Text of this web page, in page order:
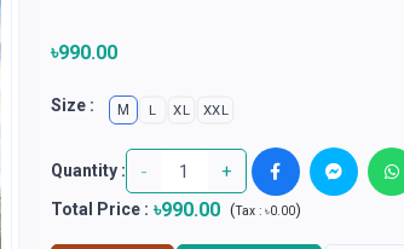
৳990.00
Size : M L XL XXL
Quantity : - +
Total Price: ৳990.00 (Tax : ৳0.00)